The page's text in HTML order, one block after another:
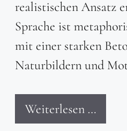
realistischen Ansatz
Sprache ist
mit einer starken
Naturbildern und
Weiterlesen …